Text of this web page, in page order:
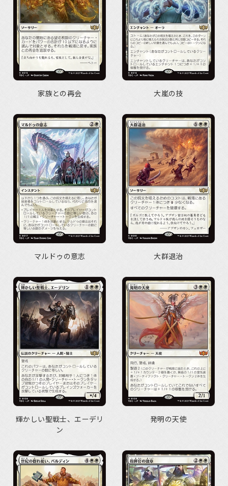
家族との再会 大嵐の技
マルドゥの意志 大群退治
輝かしい聖戦士、エーデリ
ン
発明の天使